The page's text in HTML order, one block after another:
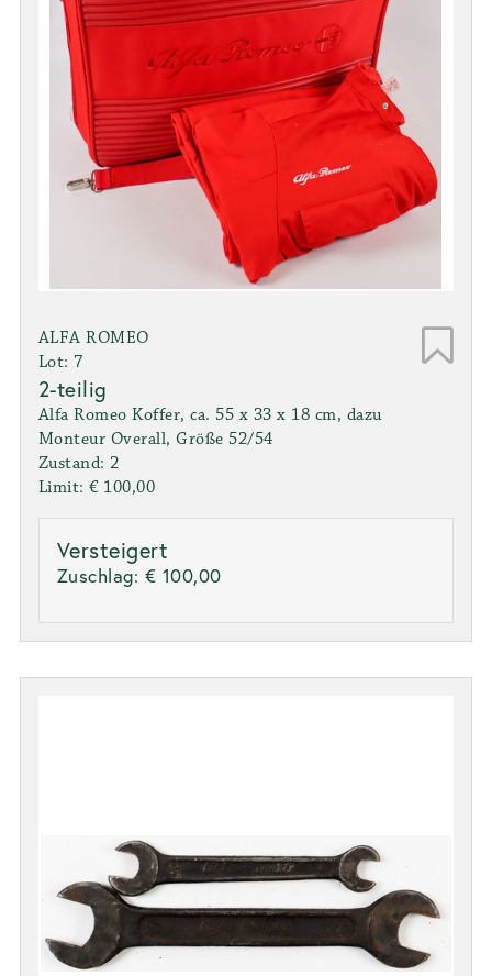
ALFA ROMEO
Lot: 7
2-teilig
Alfa Romeo Koffer, ca. 55 x 33 x 18 cm, dazu
Monteur Overall, Größe 52/54
Zustand: 2
Limit: € 100,00
Versteigert
Zuschlag: € 100,00